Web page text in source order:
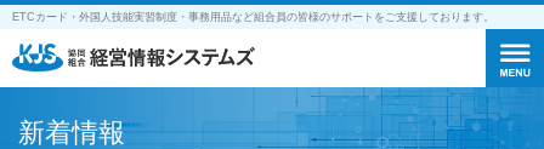
ETCカード・外国人技能実習制度・事務用品など組合員の皆様のサポートをご支援しております。
新着情報